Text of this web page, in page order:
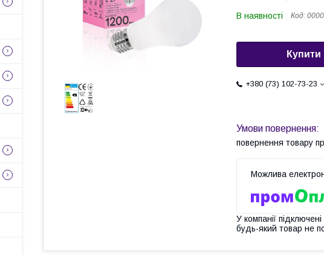
В наявності Код:
Купити
+380 (73) 102-73-23
повернення товару
У компанії
будь-який товар не